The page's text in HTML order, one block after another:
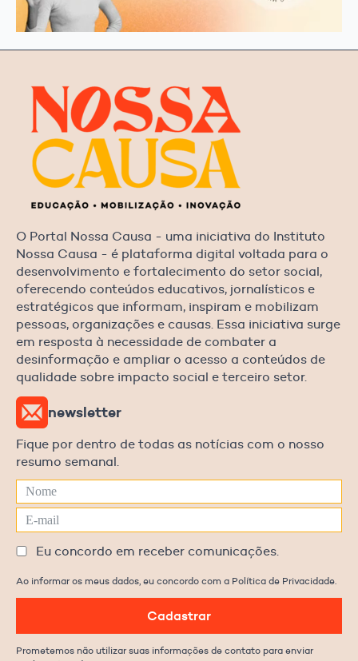
O Portal Nossa Causa - uma iniciativa do Instituto
Nossa Causa - é plataforma digital voltada para o
desenvolvimento e fortalecimento do setor social,
oferecendo conteúdos educativos, jornalísticos e
estratégicos que informam, inspiram e mobilizam
pessoas, organizações e causas. Essa iniciativa surge
em resposta à necessidade de combater a
desinformação e ampliar o acesso a conteúdos de
qualidade sobre impacto social e terceiro setor.
newsletter
Fique por dentro de todas as notícias com o nosso
resumo semanal.
Eu concordo em receber comunicações.
Ao informar os meus dados, eu concordo com a Política de Privacidade.
Cadastrar
Prometemos não utilizar suas informações de contato para enviar